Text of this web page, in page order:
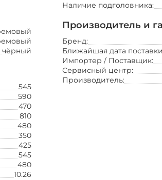
Свет
чёрный
545
590
470
810
480
350
425
545
480
10.26
Наличие подголовника:
Производитель и
Бренд:
Ближайшая дата
Импортер / Поставщик:
Сервисный центр:
Производитель: